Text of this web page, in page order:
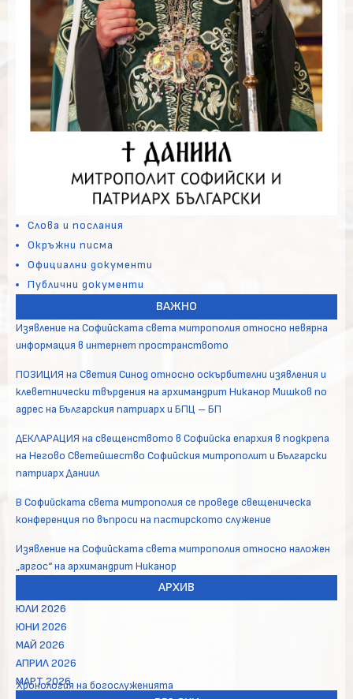
Слова и послания
Окръжни писма
Официални документи
Публични документи
ВАЖНО
Изявление на Софийската света митрополия относно невярна
информация в интернет пространството
ПОЗИЦИЯ на Светия Синод относно оскърбителни изявления и
клеветнически твърдения на архимандрит Никанор Мишков по
адрес на Българския патриарх и БПЦ – БП
ДЕКЛАРАЦИЯ на свещенството в Софийска епархия в подкрепа
на Негово Светейшество Софийския митрополит и Български
патриарх Даниил
В Софийската света митрополия се проведе свещеническа
конференция по въпроси на пастирското служение
Изявление на Софийската света митрополия относно наложен
„аргос“ на архимандрит Никанор
АРХИВ
ЮЛИ 2026
ЮНИ 2026
МАЙ 2026
АПРИЛ 2026
МАРТ 2026
Хронология на богослуженията